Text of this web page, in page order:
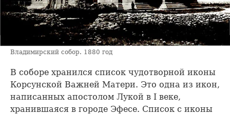
Владимирский собор. 1880 год
В соборе хранился список чудотворной иконы
Корсунской Важней Матери. Это одна из икон,
написанных апостолом Лукой в I веке,
хранившаяся в городе Эфесе. Список с иконы